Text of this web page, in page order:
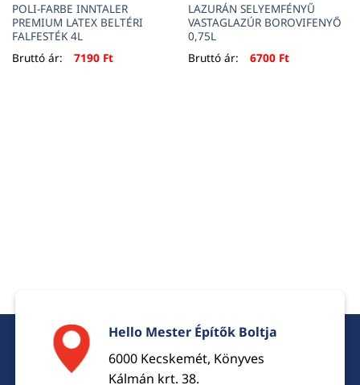
POLI-FARBE INNTALER
PREMIUM LATEX BELTÉRI
FALFESTÉK 4L
Bruttó ár:
7190 Ft
LAZURÁN SELYEMFÉNYŰ
VASTAGLAZÚR BOROVIFENYŐ
0,75L
Bruttó ár:
6700 Ft
Hello Mester Építők Boltja
6000 Kecskemét, Könyves
Kálmán krt. 38.